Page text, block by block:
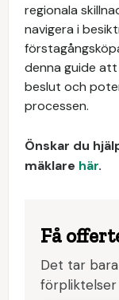
regionala
navigera i
denna guide
beslut och
processen.
Önskar du
mäklare här.
Få
Det tar
förpliktelser